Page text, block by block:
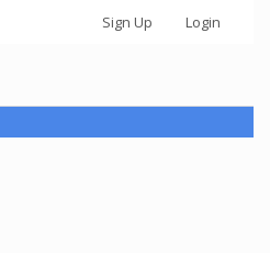
Sign Up Login